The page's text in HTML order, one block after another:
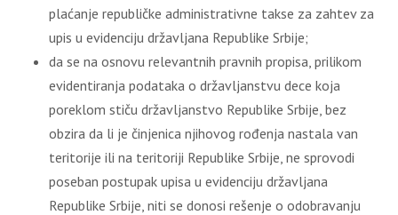
plaćanje republičke administrativne takse za zahtev za
upis u evidenciju državljana Republike Srbije;
da se na osnovu relevantnih pravnih propisa, prilikom
evidentiranja podataka o državljanstvu dece koja
poreklom stiču državljanstvo Republike Srbije, bez
obzira da li je činjenica njihovog rođenja nastala van
teritorije ili na teritoriji Republike Srbije, ne sprovodi
poseban postupak upisa u evidenciju državljana
Republike Srbije, niti se donosi rešenje o odobravanju